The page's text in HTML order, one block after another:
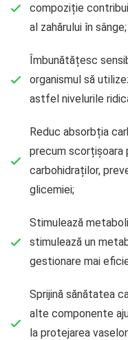
compoziție
al zahărului în sânge;
Îmbunătățesc
organismul să
astfel nivelurile
Reduc absorbția
precum scorțișoara
carbohidraților,
glicemiei;
Stimulează
stimulează un
gestionare mai
Sprijină sănătatea
alte componente
la protejarea